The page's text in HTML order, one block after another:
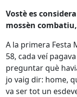
Vostè es
mossèn
A la primera Festa
58, cada veí
preguntar què
jo vaig dir: home,
va ser tot un